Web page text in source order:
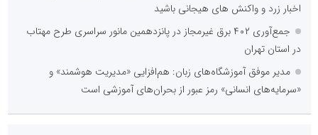
اخبار زرد و واکنش های هیجانی باشید
جمع‌آوری ۴۰۲ برق غیرمجاز در پانزدهمین مانور سراسری طرح مهتاب
در استان تهران
مدیر موفق آموزشگاه‌های زبان: هم‌افزایی «مدیریت هوشمند» و
«سرمایه‌های انسانی» رمز عبور از بحران‌های آموزشی است